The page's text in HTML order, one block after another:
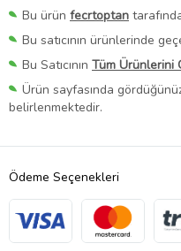
Bu ürün fecrtoptan
Bu satıcının ürünlerinde
Bu Satıcının Tüm Ürünlerini
Ürün sayfasında
belirlenmektedir.
Ödeme Seçenekleri